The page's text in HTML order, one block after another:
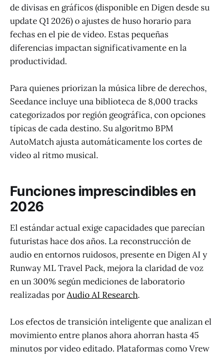
de divisas en gráficos (disponible en Digen desde su
update Q1 2026) o ajustes de huso horario para
fechas en el pie de video. Estas pequeñas
diferencias impactan significativamente en la
productividad.
Para quienes priorizan la música libre de derechos,
Seedance incluye una biblioteca de 8,000 tracks
categorizados por región geográfica, con opciones
típicas de cada destino. Su algoritmo BPM
AutoMatch ajusta automáticamente los cortes de
video al ritmo musical.
Funciones imprescindibles en
2026
El estándar actual exige capacidades que parecían
futuristas hace dos años. La reconstrucción de
audio en entornos ruidosos, presente en Digen AI y
Runway ML Travel Pack, mejora la claridad de voz
en un 300% según mediciones de laboratorio
realizadas porAudio AI Research.
Los efectos de transición inteligente que analizan el
movimiento entre planos ahora ahorran hasta 45
minutos por video editado. Plataformas como Vrew